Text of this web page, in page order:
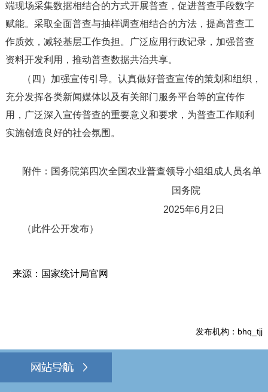
端现场采集数据相结合的方式开展普查，促进普查手段数字
赋能。采取全面普查与抽样调查相结合的方法，提高普查工
作质效，减轻基层工作负担。广泛应用行政记录，加强普查
资料开发利用，推动普查数据共治共享。
（四）加强宣传引导。 认真做好普查宣传的策划和组织，
充分发挥各类新闻媒体以及有关部门服务平台等的宣传作
用，广泛深入宣传普查的重要意义和要求，为普查工作顺利
实施创造良好的社会氛围。
附件：国务院第四次全国农业普查领导小组组成人员名单
国务院
2025年6月 2 日
（此件公开发布）
来源：国家统计局官网
发布机构：bhq_tjj